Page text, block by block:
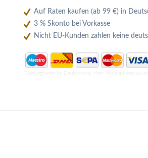
Auf Raten kaufen (ab 99 €) in
3 % Skonto bei Vorkasse
Nicht EU-Kunden zahlen keine
*Zahlungsarten für Deutschland. Mehr Informationen zu